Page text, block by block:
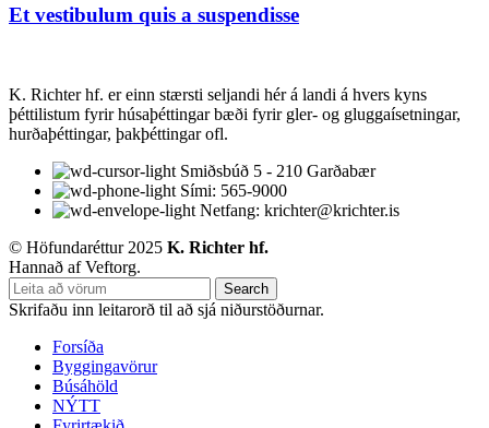
Et vestibulum quis a suspendisse
K. Richter hf. er einn stærsti seljandi hér á landi á hvers kyns
þéttilistum fyrir húsaþéttingar bæði fyrir gler- og gluggaísetningar,
hurðaþéttingar, þakþéttingar ofl.
Smiðsbúð 5 - 210 Garðabær
Sími: 565-9000
Netfang: krichter@krichter.is
© Höfundaréttur 2025 K. Richter hf.
Hannað af Veftorg.
Search
Skrifaðu inn leitarorð til að sjá niðurstöðurnar.
Forsíða
Byggingavörur
Búsáhöld
NÝTT